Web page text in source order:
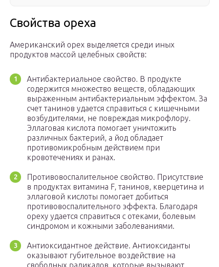
Свойства ореха
Американский орех выделяется среди иных
продуктов массой целебных свойств:
Антибактериальное свойство. В продукте
содержится множество веществ, обладающих
выраженным антибактериальным эффектом. За
счет танинов удается справиться с кишечными
возбудителями, не повреждая микрофлору.
Эллаговая кислота помогает уничтожить
различных бактерий, а йод обладает
противомикробным действием при
кровотечениях и ранах.
Противовоспалительное свойство. Присутствие
в продуктах витамина F, танинов, кверцетина и
эллаговой кислоты помогает добиться
противовоспалительного эффекта. Благодаря
ореху удается справиться с отеками, болевым
синдромом и кожными заболеваниями.
Антиоксидантное действие. Антиоксиданты
оказывают губительное воздействие на
свободных радикалов, которые вызывают